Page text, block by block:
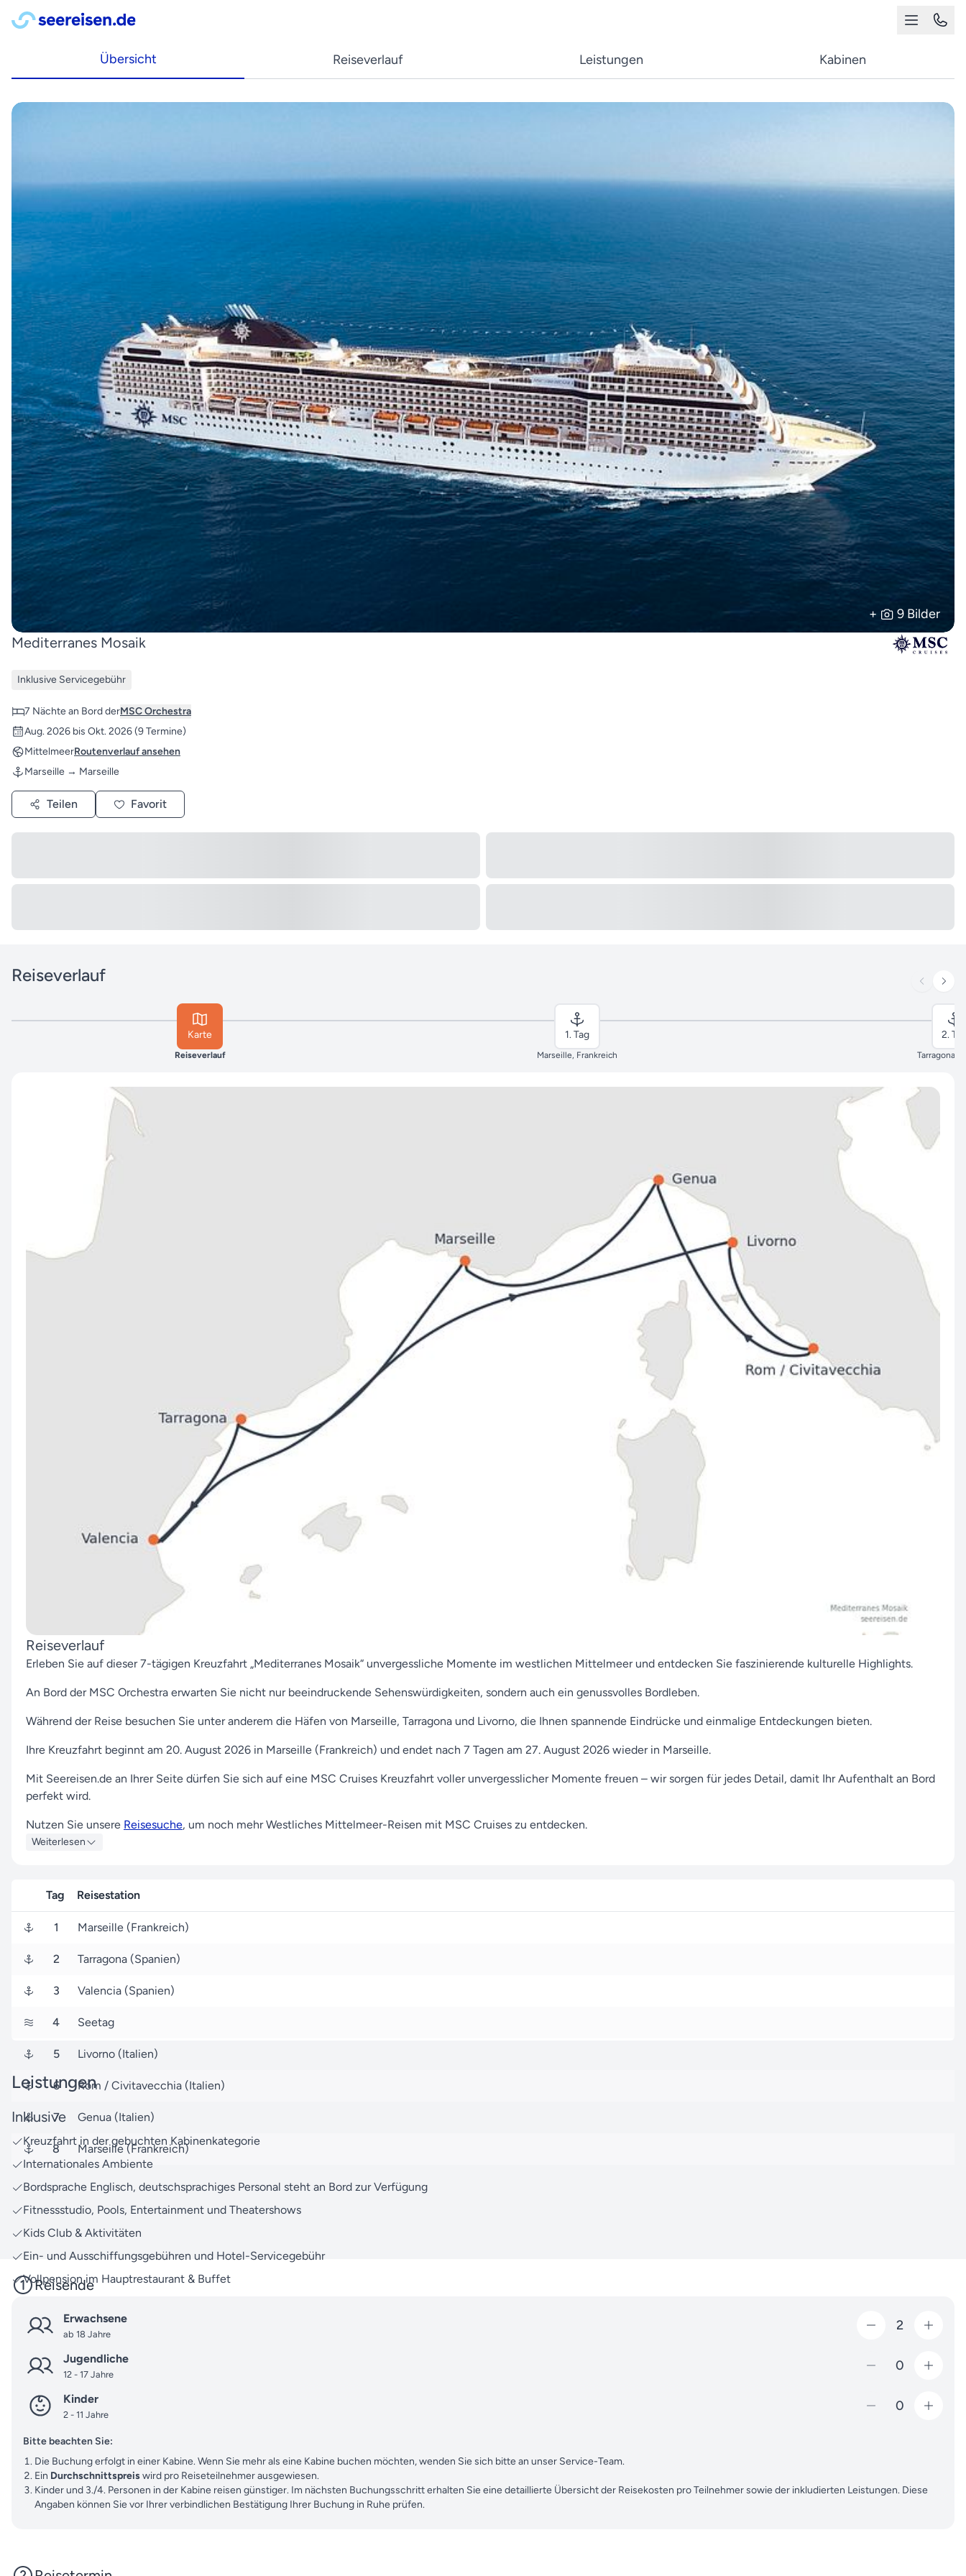
Übersicht Reiseverlauf Leistungen Kabinen
+ 9 Bilder
Mediterranes Mosaik
Inklusive Servicegebühr
7 Nächte an Bord derMSC Orchestra
Aug. 2026 bis Okt. 2026(9 Termine)
MittelmeerRoutenverlauf ansehen
Marseille → Marseille
Teilen Favorit
Reiseverlauf
Karte
Reiseverlauf
1. Tag
Marseille, Frankreich
2.
Tarragona,
Reiseverlauf
Erleben Sie auf dieser 7-tägigen Kreuzfahrt „Mediterranes Mosaik“ unvergessliche Momente im westlichen Mittelmeer und entdecken Sie faszinierende kulturelle Highlights.
An Bord der MSC Orchestra erwarten Sie nicht nur beeindruckende Sehenswürdigkeiten, sondern auch ein genussvolles Bordleben.
Während der Reise besuchen Sie unter anderem die Häfen von Marseille, Tarragona und Livorno, die Ihnen spannende Eindrücke und einmalige Entdeckungen bieten.
Ihre Kreuzfahrt beginnt am 20. August 2026 in Marseille (Frankreich) und endet nach 7 Tagen am 27. August 2026 wieder in Marseille.
Mit Seereisen.de an Ihrer Seite dürfen Sie sich auf eine MSC Cruises Kreuzfahrt voller unvergesslicher Momente freuen – wir sorgen für jedes Detail, damit Ihr Aufenthalt an Bord
perfekt wird.
Nutzen Sie unsere Reisesuche, um noch mehr Westliches Mittelmeer-Reisen mit MSC Cruises zu entdecken.
Bereit für eine Reise, die Sie inspiriert und begeistert? Wir freuen uns darauf, Ihre Traumziele Wirklichkeit werden zu lassen!
Weiterlesen
Tag Reisestation
1 Marseille (Frankreich)
2 Tarragona (Spanien)
3 Valencia (Spanien)
4 Seetag
5 Livorno (Italien)
6 Rom / Civitavecchia (Italien)
7 Genua (Italien)
8 Marseille (Frankreich)
Leistungen
Inklusive
Kreuzfahrt in der gebuchten Kabinenkategorie
Internationales Ambiente
Bordsprache Englisch, deutschsprachiges Personal steht an Bord zur Verfügung
Fitnessstudio, Pools, Entertainment und Theatershows
Kids Club & Aktivitäten
Ein- und Ausschiffungsgebühren und Hotel-Servicegebühr
Vollpension im Hauptrestaurant & Buffet
Reisende
Erwachsene
ab 18 Jahre
2
Jugendliche
12 - 17 Jahre
0
Kinder
2 - 11 Jahre
0
Bitte beachten Sie:
Die Buchung erfolgt in einer Kabine. Wenn Sie mehr als eine Kabine buchen möchten, wenden Sie sich bitte an unser Service-Team.
Ein Durchschnittspreiswird pro Reiseteilnehmer ausgewiesen.
Kinder und 3./4. Personen in der Kabine reisen günstiger. Im nächsten Buchungsschritt erhalten Sie eine detaillierte Übersicht der Reisekosten pro Teilnehmer sowie der inkludierten Leistungen. Diese
Angaben können Sie vor Ihrer verbindlichen Bestätigung Ihrer Buchung in Ruhe prüfen.